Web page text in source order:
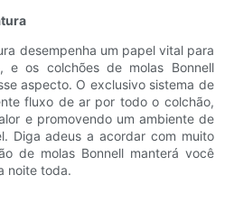
desempenha um papel vital para
e os colchões de molas Bonnell
aspecto. O exclusivo sistema de
fluxo de ar por todo o colchão,
e promovendo um ambiente de
Diga adeus a acordar com muito
de molas Bonnell manterá você
noite toda.